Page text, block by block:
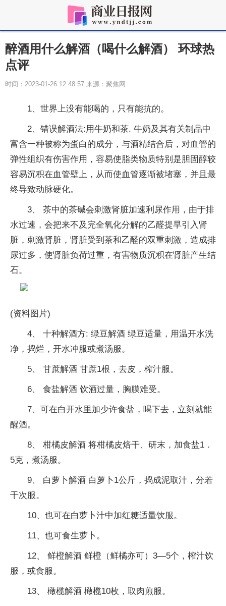
醉酒用什么解酒（喝什么解酒） 环球热
点评
时间：2023-01-26 12:48:57 来源：聚焦网
1、世界上没有能喝的，只有能抗的。
2、错误解酒法:用牛奶和茶. 牛奶及其有关制品中
富含一种被称为蛋白的成分，与酒精结合后，对血管的
弹性组织有伤害作用，容易使脂类物质特别是胆固醇较
容易沉积在血管壁上，从而使血管逐渐被堵塞，并且最
终导致动脉硬化。
3、 茶中的茶碱会刺激肾脏加速利尿作用，由于排
水过速，会把来不及完全氧化分解的乙醛提早引入肾
脏，刺激肾脏，肾脏受到茶和乙醛的双重刺激，造成排
尿过多，使肾脏负荷过重，有害物质沉积在肾脏产生结
石。
(资料图片)
4、 十种解酒方: 绿豆解酒 绿豆适量，用温开水洗
净，捣烂，开水冲服或煮汤服。
5、 甘蔗解酒 甘蔗1根，去皮，榨汁服。
6、 食盐解酒 饮酒过量，胸膜难受。
7、可在白开水里加少许食盐，喝下去，立刻就能
醒酒。
8、 柑橘皮解酒 将柑橘皮焙干、研末，加食盐1．
5克，煮汤服。
9、 白萝卜解酒 白萝卜1公斤，捣成泥取汁，分若
干次服。
10、也可在白萝卜汁中加红糖适量饮服。
11、也可食生萝卜。
12、 鲜橙解酒 鲜橙（鲜橘亦可）3—5个，榨汁饮
服，或食服。
13、 橄榄解酒 橄榄10枚，取肉煎服。